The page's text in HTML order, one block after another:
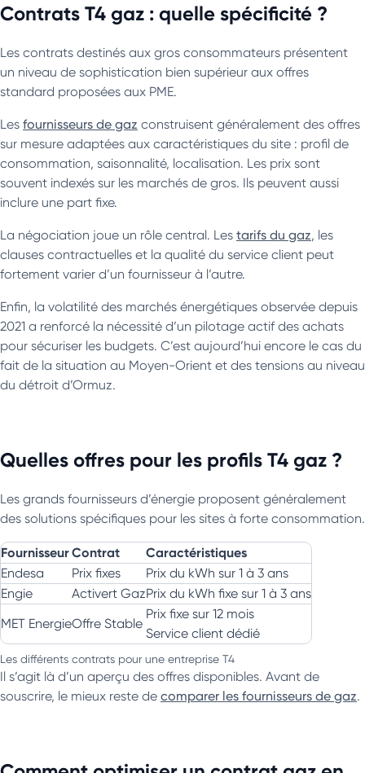
Contrats T4 gaz : quelle spécificité ?
Les contrats destinés aux gros consommateurs présentent
un niveau de sophistication bien supérieur aux offres
standard proposées aux PME.
Les fournisseurs de gaz construisent généralement des offres
sur mesure adaptées aux caractéristiques du site : profil de
consommation, saisonnalité, localisation. Les prix sont
souvent indexés sur les marchés de gros. Ils peuvent aussi
inclure une part fixe.
La négociation joue un rôle central. Les tarifs du gaz, les
clauses contractuelles et la qualité du service client peut
fortement varier d’un fournisseur à l’autre.
Enfin, la volatilité des marchés énergétiques observée depuis
2021 a renforcé la nécessité d’un pilotage actif des achats
pour sécuriser les budgets. C’est aujourd’hui encore le cas du
fait de la situation au Moyen-Orient et des tensions au niveau
du détroit d’Ormuz.
Quelles offres pour les profils T4 gaz ?
Les grands fournisseurs d’énergie proposent généralement
des solutions spécifiques pour les sites à forte consommation.
FournisseurContrat Caractéristiques
Endesa Prix fixes
Prix du kWh sur 1 à 3 ans
Engie
Activert GazPrix du kWh fixe sur 1 à 3 ans
MET EnergieOffre Stable
Prix fixe sur 12 mois
Service client dédié
Les différents contrats pour une entreprise T4
Il s’agit là d’un aperçu des offres disponibles. Avant de
souscrire, le mieux reste de comparer les fournisseurs de gaz.